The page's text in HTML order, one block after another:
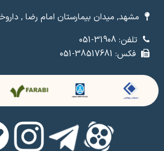
مشهد, میدان بیمارستان امام رضا ,
تلفن: 31908-051
فکس: 38517681-051